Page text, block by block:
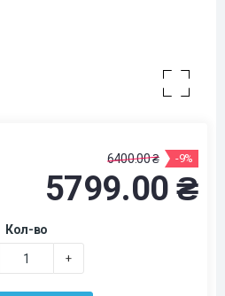
6400.00 ₴ -9%
5799.00 ₴
Кол-во
+